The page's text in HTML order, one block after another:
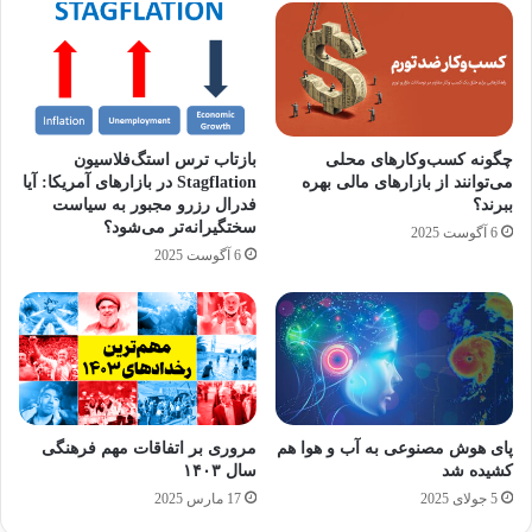
درصد است و گزارش های اخیر نشان می دهد
قیمت ها ثابت مانده است.
نوشته های مشابه
تحلیل جامع پیامدهای کمبود منابع
آبی بر عملکرد پروژه‌های عمرانی
در مناطق خشک و نیمه‌خشک ایران
20 آوریل 2025
صیدی: ایلان ماسک به ارزش ذاتی
بورس تهران واقف است
18 نوامبر 2024
چگونه کسب‌وکارهای محلی
می‌توانند از بازارهای مالی بهره
ببرند؟
6 آگوست 2025
بازتاب ترس استگ‌فلاسیون
Stagflation در بازارهای آمریکا: آیا
فدرال رزرو مجبور به سیاست
سختگیرانه‌تر می‌شود؟
6 آگوست 2025
پای هوش مصنوعی به آب و هوا هم
کشیده شد
5 جولای 2025
مروری بر اتفاقات مهم فرهنگی
سال ۱۴۰۳
17 مارس 2025